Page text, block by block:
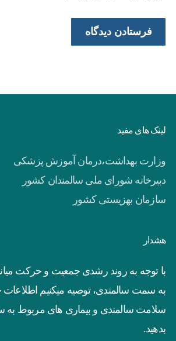
لینک های مفید
وزارت بهداشت،درمان آموزش پزشکی
دبیرخانه شورای ملی سالمندان کشور
سازمان بهزیستی کشور
هشدار
با توجه به روند رشدی جمعیت و حرکت
به سمت سالمندی، توصیه میکنیم اطلاعات
سلامت سالمندی و بیماری های مربوط به
بدهید.